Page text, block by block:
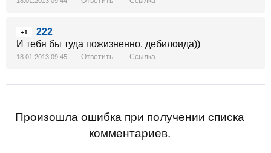
+1
222
И тебя бы туда пожизненно, дебилоида))
18.01.2013 09:45 Ответить Ссылка
Произошла ошибка при получении списка
комментариев.